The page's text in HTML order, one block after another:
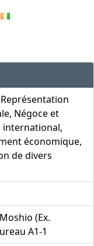
Négoce et
international,
économique,
de divers
(Ex.
A1-1